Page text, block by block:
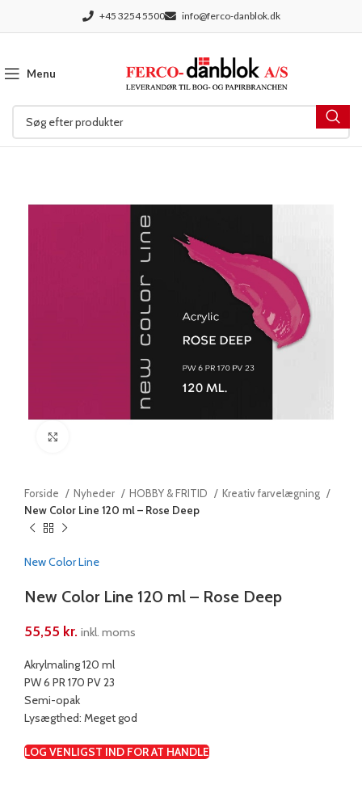
+45 3254 5500 info@ferco-danblok.dk
Menu
Forside Nyheder HOBBY & FRITID
Kreativ farvelægning
New Color Line 120 ml – Rose Deep
New Color Line
New Color Line 120 ml – Rose Deep
55,55 kr. inkl. moms
Akrylmaling 120 ml
PW 6 PR 170 PV 23
Semi-opak
Lysægthed: Meget god
LOG VENLIGST IND FOR AT HANDLE